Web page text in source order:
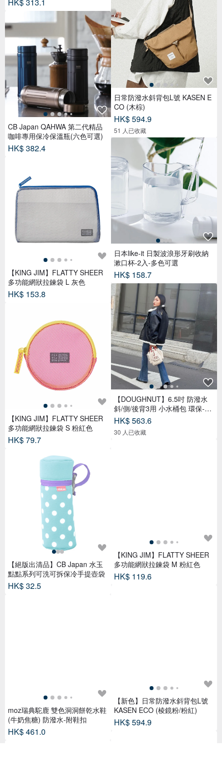
CB Japan QAHWA 第二代精品
咖啡專用保冷保溫瓶(六色可選)
HK$ 382.4
【KING JIM】FLATTY SHEER
多功能網狀拉鍊袋 L 灰色
HK$ 153.8
【KING JIM】FLATTY SHEER
多功能網狀拉鍊袋 S 粉紅色
HK$ 79.7
【絕版出清品】CB Japan 水玉
點點系列可洗可拆保冷手提壺袋
HK$ 32.5
moz瑞典駝鹿 雙色洞洞餅乾水鞋
(牛奶焦糖) 防潑水-附鞋扣
HK$ 461.0
日常防潑水斜背包L號 KASEN E
CO (木棕)
HK$ 594.9
51 人已收藏
日本like-it 日製波浪形牙刷收納
漱口杯-2入-多色可選
HK$ 158.7
【DOUGHNUT】6.5吋 防潑水
斜/側/後背3用 小水桶包 環保-石
TDW
HK$ 563.6
30 人已收藏
【KING JIM】FLATTY SHEER
多功能網狀拉鍊袋 M 粉紅色
HK$ 119.6
【新色】日常防潑水斜背包L號
KASEN ECO (棱鏡粉/粉紅)
HK$ 594.9